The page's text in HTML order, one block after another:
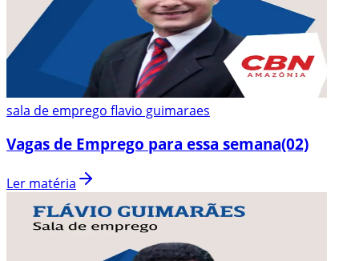
sala de emprego flavio guimaraes
Vagas de Emprego para essa semana(02)
Ler matéria